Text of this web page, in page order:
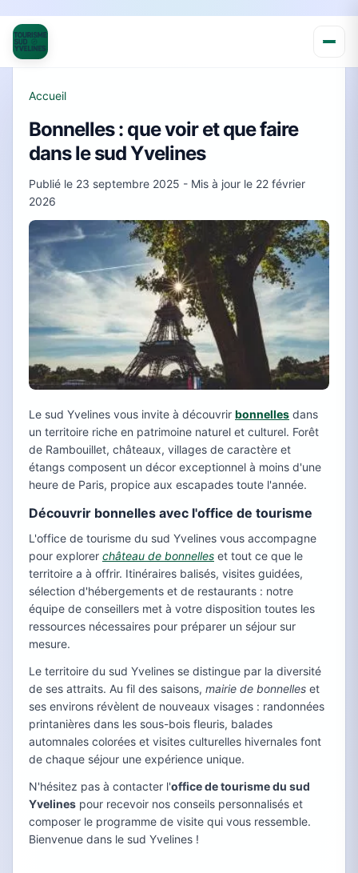
Accueil
Bonnelles : que voir et que faire
dans le sud Yvelines
Publié le 23 septembre 2025 - Mis à jour le 22 février
2026
Le sud Yvelines vous invite à découvrir bonnelles dans
un territoire riche en patrimoine naturel et culturel. Forêt
de Rambouillet, châteaux, villages de caractère et
étangs composent un décor exceptionnel à moins d'une
heure de Paris, propice aux escapades toute l'année.
Découvrir bonnelles avec l'office de tourisme
L'office de tourisme du sud Yvelines vous accompagne
pour explorer château de bonnelles et tout ce que le
territoire a à offrir. Itinéraires balisés, visites guidées,
sélection d'hébergements et de restaurants : notre
équipe de conseillers met à votre disposition toutes les
ressources nécessaires pour préparer un séjour sur
mesure.
Le territoire du sud Yvelines se distingue par la diversité
de ses attraits. Au fil des saisons, mairie de bonnelles et
ses environs révèlent de nouveaux visages : randonnées
printanières dans les sous-bois fleuris, balades
automnales colorées et visites culturelles hivernales font
de chaque séjour une expérience unique.
N'hésitez pas à contacter l'office de tourisme du sud
Yvelines pour recevoir nos conseils personnalisés et
composer le programme de visite qui vous ressemble.
Bienvenue dans le sud Yvelines !